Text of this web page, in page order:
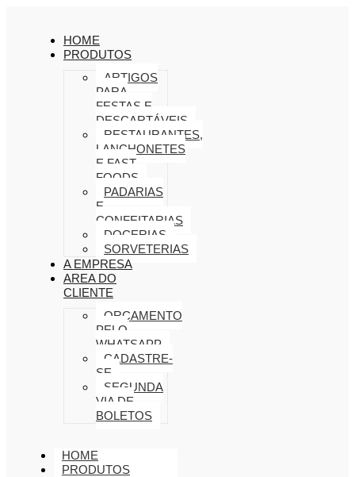
HOME
PRODUTOS
ARTIGOS
PARA
FESTAS E
DESCARTÁVEIS
RESTAURANTES,
LANCHONETES
E FAST
FOODS
PADARIAS
E
CONFEITARIAS
DOCERIAS
SORVETERIAS
A EMPRESA
AREA DO
CLIENTE
ORÇAMENTO
PELO
WHATSAPP
CADASTRE-
SE
SEGUNDA
VIA DE
BOLETOS
HOME
PRODUTOS